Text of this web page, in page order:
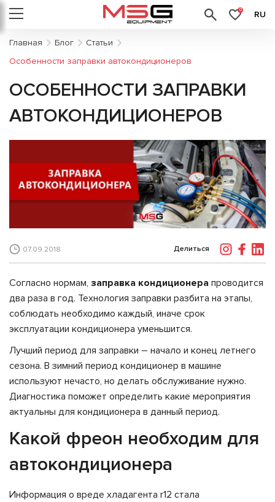
0 RU
Главная Блог
Статьи
Особенности заправки автокондиционеров
ОСОБЕННОСТИ ЗАПРАВКИ
АВТОКОНДИЦИОНЕРОВ
07.09.2018 Делиться
Согласно нормам, заправка кондиционера проводится
два раза в год. Технология заправки разбита на этапы,
соблюдать необходимо каждый, иначе срок
эксплуатации кондиционера уменьшится.
Лучший период для заправки – начало и конец летнего
сезона. В зимний период кондиционер в машине
используют нечасто, но делать обслуживание нужно.
Диагностика поможет определить какие мероприятия
актуальны для кондиционера в данный период.
Какой фреон необходим для
автокондиционера
Информация о вреде хладагента r12 стала